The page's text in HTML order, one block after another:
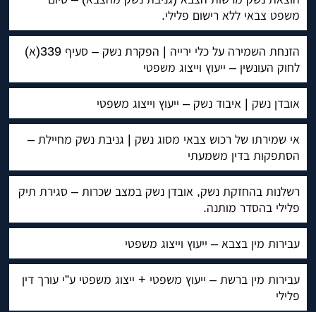
משפט צבאי ללא רישום פלילי.
הזנחת השמירה על כלי ירייה | הפקרת נשק – סעיף 339(א)
לחוק העונשין – ייעוץ וייצוג משפטי
אובדן נשק | איבוד נשק – ייעוץ וייצוג משפטי
אי שמירתו של רכוש צבאי מסוג נשק | גניבת נשק מחיילת –
הסתפקות בדין משמעתי
רשלנות בהחזקת נשק, אובדן נשק במצב שכרות – סגירת תיק
פלילי בהסדר מותנה.
עבירות מין בצבא – ייעוץ וייצוג משפטי
עבירות מין ברשת – ייעוץ משפטי + ייצוג משפטי ע”י עורך דין
פלילי